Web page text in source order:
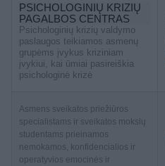
PSICHOLOGINIŲ KRIZIŲ
PAGALBOS CENTRAS
Psichologinių krizių valdymo
paslaugos teikiamos asmenų
grupėms įvykus kriziniam
įvykiui, kai ūmiai pasireiškia
psichologinė krizė
Asmens sveikatos priežiūros
specialistams ir sveikatos mokslų
studentams prieinamos
nemokamos, konfidencialios ir
operatyvios emocinės ir